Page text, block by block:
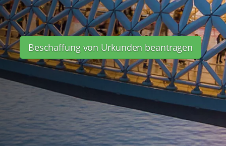
Beschaffung von Urkunden beantragen